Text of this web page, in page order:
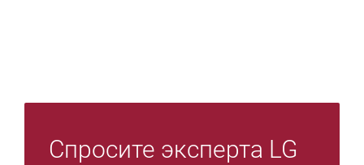
Спросите эксперта LG